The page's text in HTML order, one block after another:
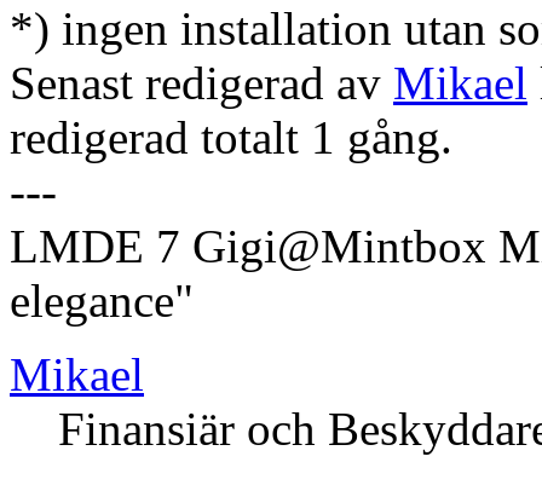
*) ingen installation utan
Senast redigerad av Mikael
redigerad totalt 1 gång.
---
LMDE 7 Gigi@Mintbox
elegance"
Mikael
Finansiär och